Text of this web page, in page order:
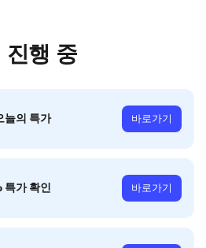
진행 중
늘의 특가 바로가기
특가 확인 바로가기